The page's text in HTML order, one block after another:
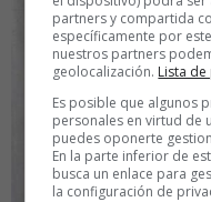
partners y compartida
específicamente por
nuestros partners
geolocalización. Lista
Es posible que algunos
personales en virtud de
puedes oponerte
En la parte inferior de
busca un enlace para
la configuración de